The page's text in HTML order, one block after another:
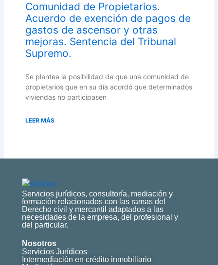
Comunidad de Propietarios.
Acuerdo de exención de pagos de
gastos de ascensor y otras
mejoras. Sentencia del Tribunal
Supremo.
Se plantea la posibilidad de que una comunidad de
propietarios que en su día acordó que determinados
viviendas no participasen
LEER MÁS
Servicios jurídicos, consultoría, mediación y
formación relacionados con las ramas del
Derecho civil y mercantil adaptados a las
necesidades de la empresa, del profesional y
del particular.
Nosotros
Servicios Jurídicos
Intermediación en crédito inmobiliario